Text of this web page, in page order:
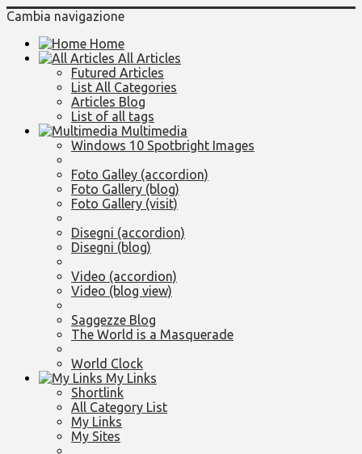
Cambia navigazione
Home
All Articles
Futured Articles
List All Categories
Articles Blog
List of all tags
Multimedia
Windows 10 Spotbright Images
Foto Galley (accordion)
Foto Gallery (blog)
Foto Gallery (visit)
Disegni (accordion)
Disegni (blog)
Video (accordion)
Video (blog view)
Saggezze Blog
The World is a Masquerade
World Clock
My Links
Shortlink
All Category List
My Links
My Sites